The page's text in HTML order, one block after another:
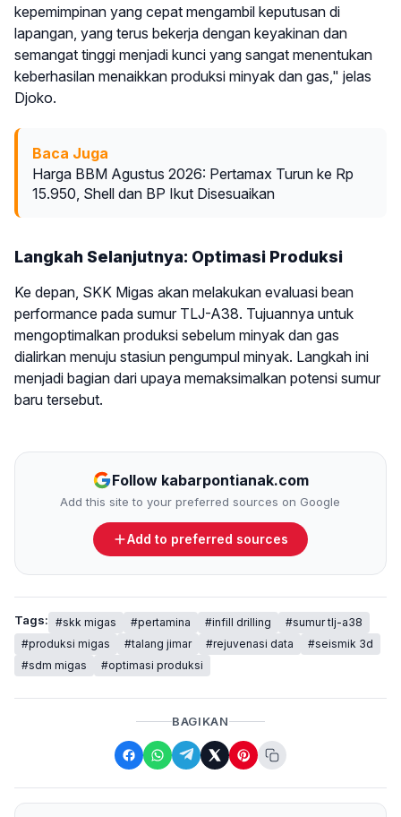
kepemimpinan yang cepat mengambil keputusan di
lapangan, yang terus bekerja dengan keyakinan dan
semangat tinggi menjadi kunci yang sangat menentukan
keberhasilan menaikkan produksi minyak dan gas," jelas
Djoko.
Baca Juga
Harga BBM Agustus 2026: Pertamax Turun ke Rp
15.950, Shell dan BP Ikut Disesuaikan
Langkah Selanjutnya: Optimasi Produksi
Ke depan, SKK Migas akan melakukan evaluasi bean
performance pada sumur TLJ-A38. Tujuannya untuk
mengoptimalkan produksi sebelum minyak dan gas
dialirkan menuju stasiun pengumpul minyak. Langkah ini
menjadi bagian dari upaya memaksimalkan potensi sumur
baru tersebut.
Follow kabarpontianak.com
Add this site to your preferred sources on Google
Add to preferred sources
Tags: #skk migas #pertamina #infill drilling
#sumur tlj-a38
#produksi migas
#talang jimar #rejuvenasi data
#seismik 3d
#sdm migas
#optimasi produksi
BAGIKAN